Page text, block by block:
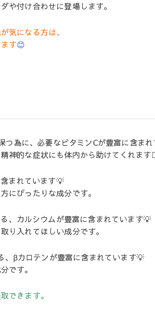
や付け合わせに登場します。
気になる方は、
す😊
つ為に、必要なビタミンCが豊富に含ま
神的な症状にも体内から助けてくれます
まれています💡
にぴったりな成分です。
、カルシウムが豊富に含まれています💡
り入れてほしい成分です。
βカロテンが豊富に含まれています💡
です。
できます。